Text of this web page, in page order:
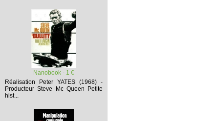
Nanobook - 1 €
Réalisation Peter YATES (1968) -
Producteur Steve Mc Queen
Petite
hist...